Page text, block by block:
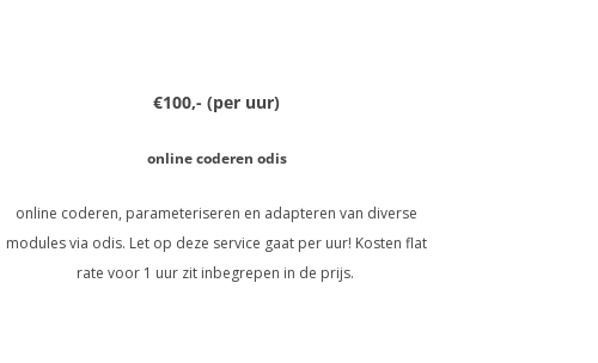
€100,- (per uur)
online coderen odis
online coderen, parameteriseren en adapteren van diverse
modules via odis. Let op deze service gaat per uur! Kosten flat
rate voor 1 uur zit inbegrepen in de prijs.